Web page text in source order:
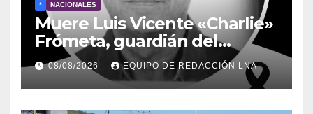
* NACIONALES
Muere Luis Vicente «Charlie»
Frómeta, guardián del
legado musical de la Billo’s
Caracas Boys
08/08/2026 EQUIPO DE REDACCIÓN LNA